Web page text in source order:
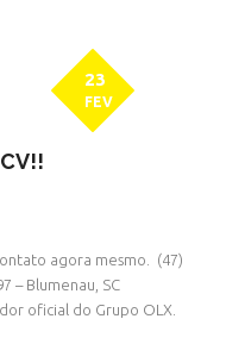
23
FEV
agora mesmo. ㅤㅤ (47)
– Blumenau, SC
oficial do Grupo OLX.